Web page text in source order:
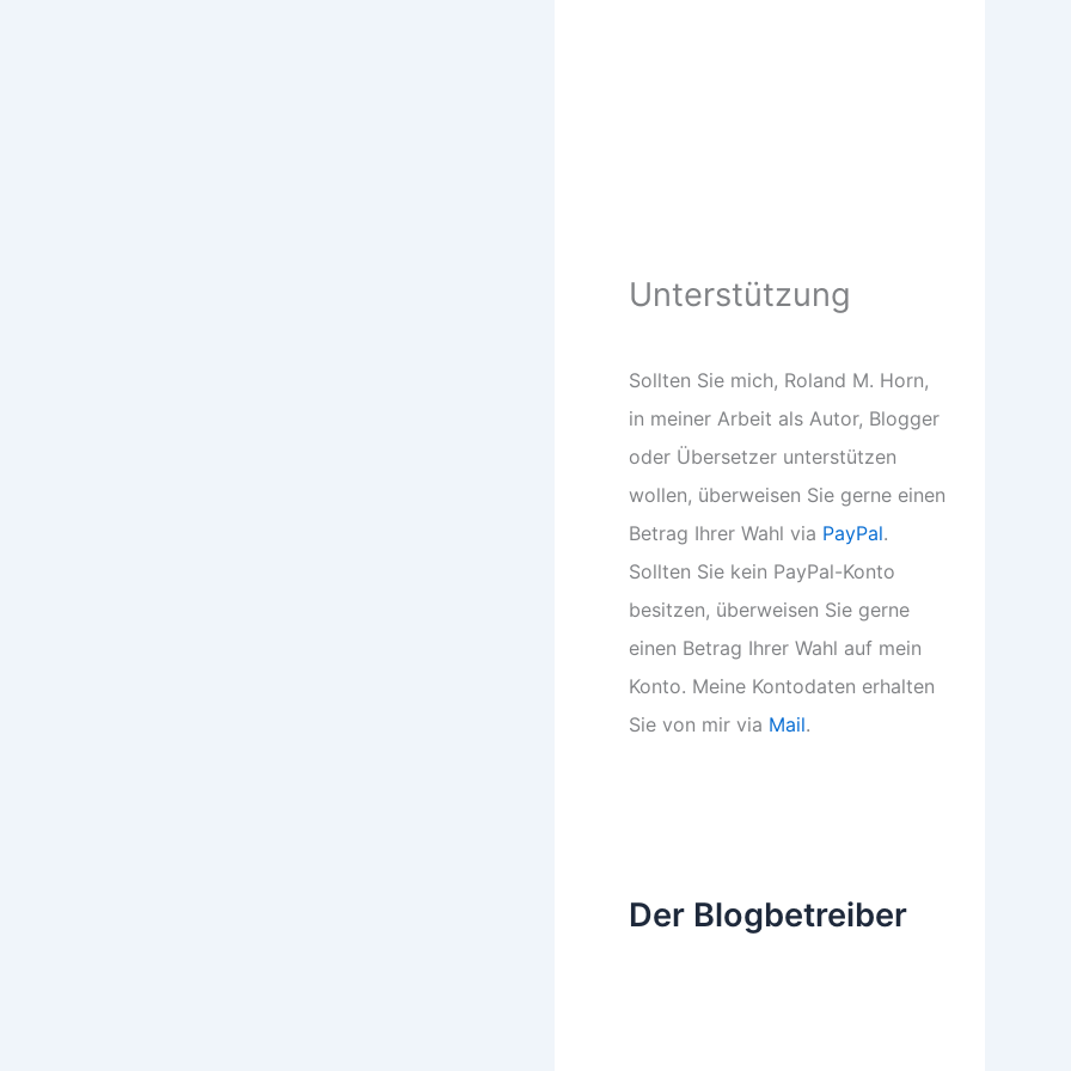
Unterstützung
Sollten Sie mich, Roland M. Horn,
in meiner Arbeit als Autor, Blogger
oder Übersetzer unterstützen
wollen, überweisen Sie gerne einen
Betrag Ihrer Wahl via PayPal.
Sollten Sie kein PayPal-Konto
besitzen, überweisen Sie gerne
einen Betrag Ihrer Wahl auf mein
Konto. Meine Kontodaten erhalten
Sie von mir via Mail.
Der Blogbetreiber